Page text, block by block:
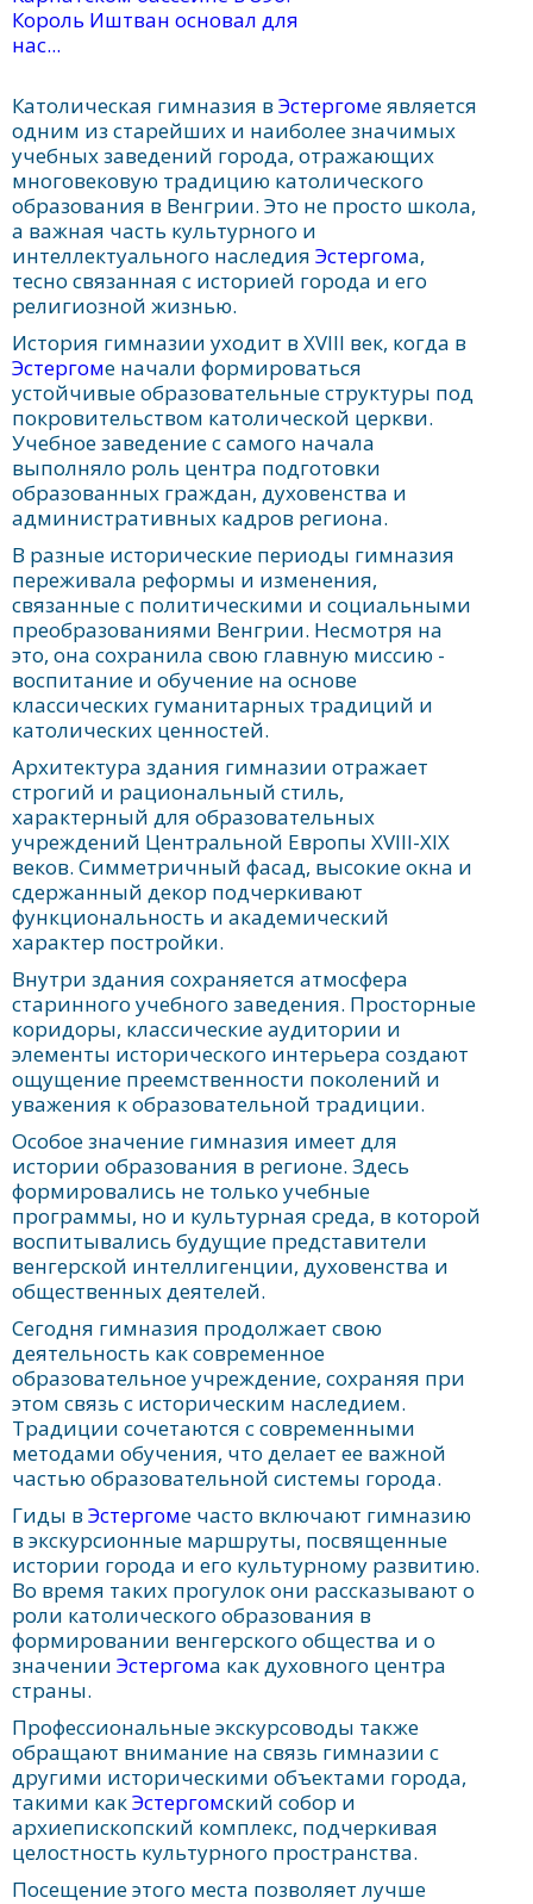
Католическая гимназия в Эстергоме является
одним из старейших и наиболее значимых
учебных заведений города, отражающих
многовековую традицию католического
образования в Венгрии. Это не просто школа,
а важная часть культурного и
интеллектуального наследия Эстергома,
тесно связанная с историей города и его
религиозной жизнью.
История гимназии уходит в XVIII век, когда в
Эстергоме начали формироваться
устойчивые образовательные структуры под
покровительством католической церкви.
Учебное заведение с самого начала
выполняло роль центра подготовки
образованных граждан, духовенства и
административных кадров региона.
В разные исторические периоды гимназия
переживала реформы и изменения,
связанные с политическими и социальными
преобразованиями Венгрии. Несмотря на
это, она сохранила свою главную миссию -
воспитание и обучение на основе
классических гуманитарных традиций и
католических ценностей.
Архитектура здания гимназии отражает
строгий и рациональный стиль,
характерный для образовательных
учреждений Центральной Европы XVIII-XIX
веков. Симметричный фасад, высокие окна и
сдержанный декор подчеркивают
функциональность и академический
характер постройки.
Внутри здания сохраняется атмосфера
старинного учебного заведения. Просторные
коридоры, классические аудитории и
элементы исторического интерьера создают
ощущение преемственности поколений и
уважения к образовательной традиции.
Особое значение гимназия имеет для
истории образования в регионе. Здесь
формировались не только учебные
программы, но и культурная среда, в которой
воспитывались будущие представители
венгерской интеллигенции, духовенства и
общественных деятелей.
Сегодня гимназия продолжает свою
деятельность как современное
образовательное учреждение, сохраняя при
этом связь с историческим наследием.
Традиции сочетаются с современными
методами обучения, что делает ее важной
частью образовательной системы города.
Гиды в Эстергоме часто включают гимназию
в экскурсионные маршруты, посвященные
истории города и его культурному развитию.
Во время таких прогулок они рассказывают о
роли католического образования в
формировании венгерского общества и о
значении Эстергома как духовного центра
страны.
Профессиональные экскурсоводы также
обращают внимание на связь гимназии с
другими историческими объектами города,
такими какЭстергомский собор и
архиепископский комплекс, подчеркивая
целостность культурного пространства.
Посещение этого места позволяет лучше
Король Иштван основал для
нас...